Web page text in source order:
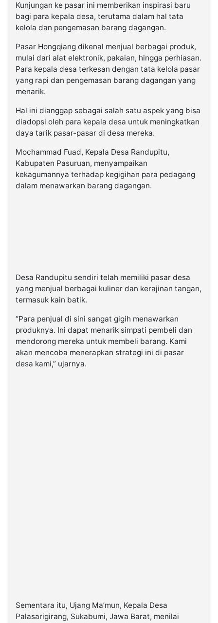
Kunjungan ke pasar ini memberikan inspirasi baru
bagi para kepala desa, terutama dalam hal tata
kelola dan pengemasan barang dagangan.
Pasar Hongqiang dikenal menjual berbagai produk,
mulai dari alat elektronik, pakaian, hingga perhiasan.
Para kepala desa terkesan dengan tata kelola pasar
yang rapi dan pengemasan barang dagangan yang
menarik.
Hal ini dianggap sebagai salah satu aspek yang bisa
diadopsi oleh para kepala desa untuk meningkatkan
daya tarik pasar-pasar di desa mereka.
Mochammad Fuad, Kepala Desa Randupitu,
Kabupaten Pasuruan, menyampaikan
kekagumannya terhadap kegigihan para pedagang
dalam menawarkan barang dagangan.
Desa Randupitu sendiri telah memiliki pasar desa
yang menjual berbagai kuliner dan kerajinan tangan,
termasuk kain batik.
“Para penjual di sini sangat gigih menawarkan
produknya. Ini dapat menarik simpati pembeli dan
mendorong mereka untuk membeli barang. Kami
akan mencoba menerapkan strategi ini di pasar
desa kami,” ujarnya.
Sementara itu, Ujang Ma’mun, Kepala Desa
Palasarigirang, Sukabumi, Jawa Barat, menilai